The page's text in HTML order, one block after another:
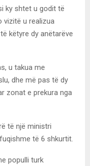
ky shtet u godit të
vizitë u realizua
këtyre dy anëtarëve
u takua me
dhe më pas të dy
zonat e prekura nga
të një ministri
të 6 shkurtit.
populli turk